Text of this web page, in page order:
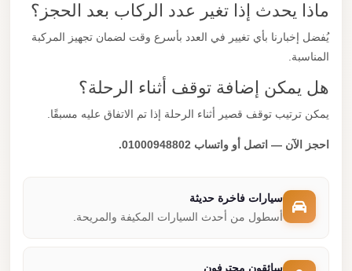
ماذا يحدث إذا تغير عدد الركاب بعد الحجز؟
يُفضل إخبارنا بأي تغيير في العدد بأسرع وقت لضمان تجهيز المركبة
المناسبة.
هل يمكن إضافة توقف أثناء الرحلة؟
يمكن ترتيب توقف قصير أثناء الرحلة إذا تم الاتفاق عليه مسبقًا.
احجز الآن — اتصل أو واتساب 01000948802.
سيارات فاخرة حديثة
أسطول من أحدث السيارات المكيفة والمريحة.
سائقون محترفون